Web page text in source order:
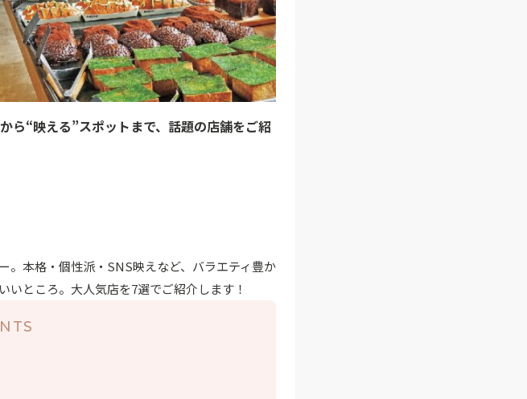
ら“映える”スポットまで、話題の店舗をご紹
。本格・個性派・SNS映えなど、バラエティ豊か
ところ。大人気店を7選でご紹介します！